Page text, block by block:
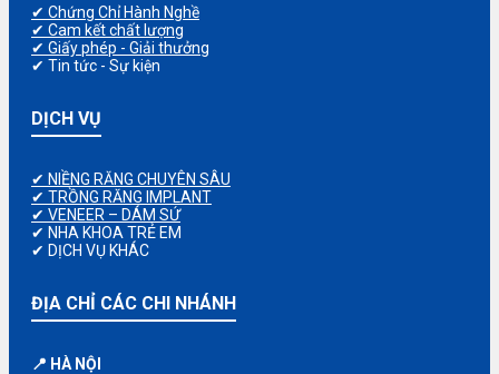
✔ Chứng Chỉ Hành Nghề
✔ Cam kết chất lượng
✔ Giấy phép - Giải thưởng
✔ Tin tức - Sự kiện
DỊCH VỤ
✔ NIỀNG RĂNG CHUYÊN SÂU
✔ TRỒNG RĂNG IMPLANT
✔ VENEER – DÁM SỨ
✔ NHA KHOA TRẺ EM
✔ DỊCH VỤ KHÁC
ĐỊA CHỈ CÁC CHI NHÁNH
📍 HÀ NỘI